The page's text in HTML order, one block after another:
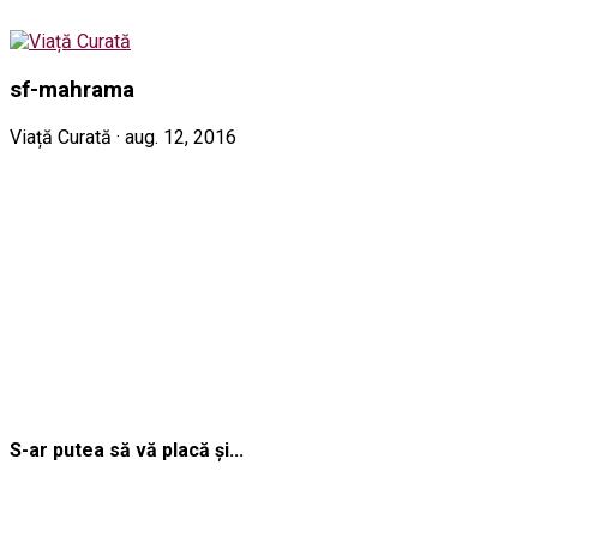
sf-mahrama
Viață Curată · aug. 12, 2016
S-ar putea să vă placă și...